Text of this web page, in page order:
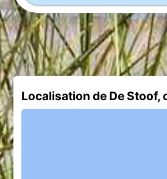
Localisation de De